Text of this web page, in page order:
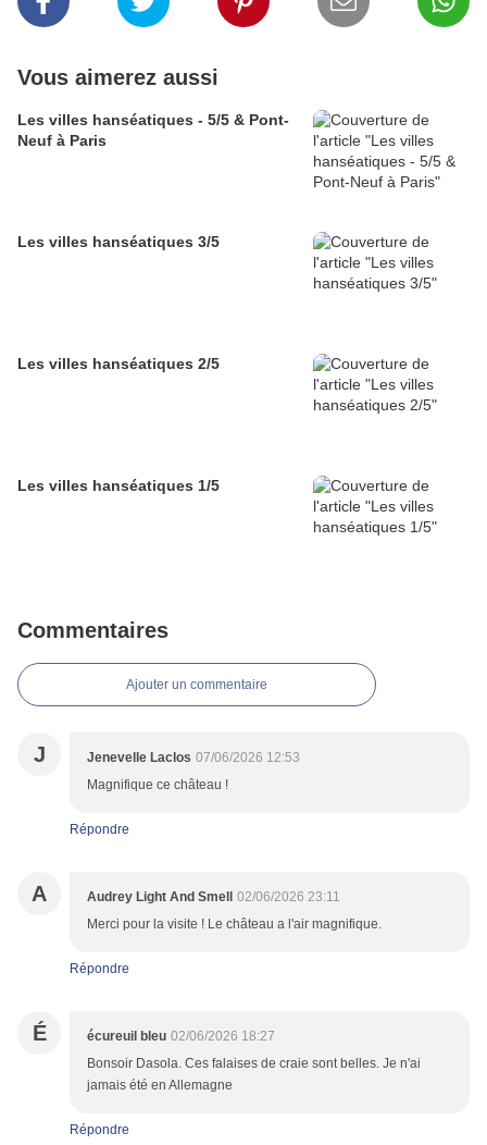
Vous aimerez aussi
Les villes hanséatiques - 5/5 & Pont-
Neuf à Paris
Les villes hanséatiques 3/5
Les villes hanséatiques 2/5
Les villes hanséatiques 1/5
Commentaires
Ajouter un commentaire
J Jenevelle Laclos 07/06/2026 12:53
Magnifique ce château !
Répondre
A Audrey Light And Smell
02/06/2026 23:11
Merci pour la visite ! Le château a l'air magnifique.
Répondre
É écureuil bleu 02/06/2026 18:27
Bonsoir Dasola. Ces falaises de craie sont belles. Je n'ai
jamais été en Allemagne
Répondre